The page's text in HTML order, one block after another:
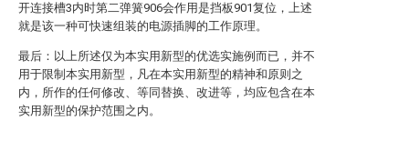
开连接槽3内时第二弹簧906会作用是挡板901复位，上述
就是该一种可快速组装的电源插脚的工作原理。
最后：以上所述仅为本实用新型的优选实施例而已，并不
用于限制本实用新型，凡在本实用新型的精神和原则之
内，所作的任何修改、等同替换、改进等，均应包含在本
实用新型的保护范围之内。